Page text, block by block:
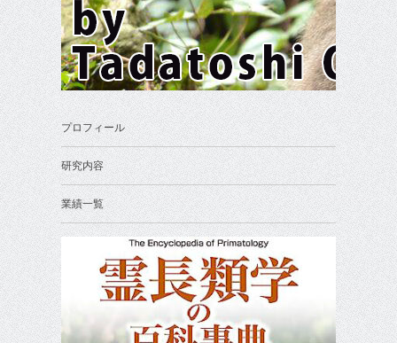
プロフィール
研究内容
業績一覧